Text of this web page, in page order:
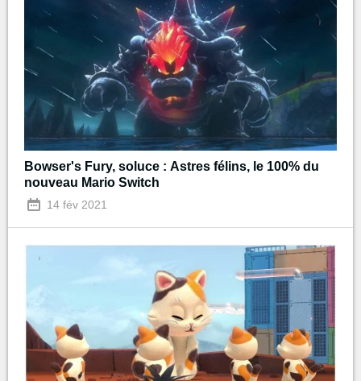
Bowser's Fury, soluce : Astres félins, le 100% du
nouveau Mario Switch
14 fév 2021